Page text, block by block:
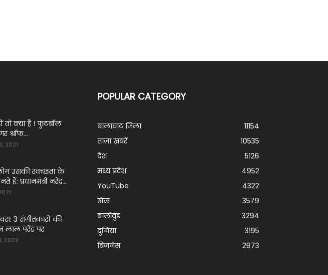
तो क्‍या है ! फुटबॉल
श्रॉफ...
2021
उसकी स्वच्छता के
हैं: प्रधानमंत्री नरेंद्र...
3 संगीतकारों की
लाल परेड पर
2022
POPULAR CATEGORY
बालाघाट जिला
11154
ताज़ा ख़बरें
10535
देश
5126
मध्य प्रदेश
4952
YouTube
4322
खेल
3579
बालीवुड
3294
दुनिया
3195
बिजनेस
2973